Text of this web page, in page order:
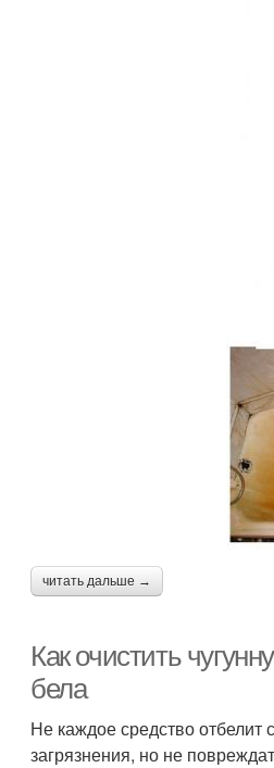
читать дальше →
Как очистить
бела
Не каждое средство отбелит
загрязнения, но не